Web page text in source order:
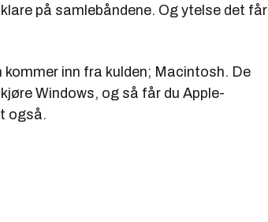
på samlebåndene. Og ytelse det får
inn fra kulden; Macintosh. De
Windows, og så får du Apple-
også.